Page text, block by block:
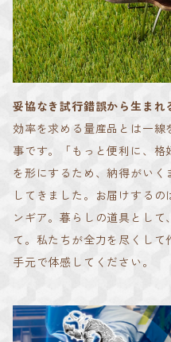
妥協なき試行錯誤から生まれ
効率を求める量産品とは一
事です。「もっと便利に、
を形にするため、納得がい
してきました。お届けする
ンギア。暮らしの道具とし
て。私たちが全力を尽くし
手元で体感してください。